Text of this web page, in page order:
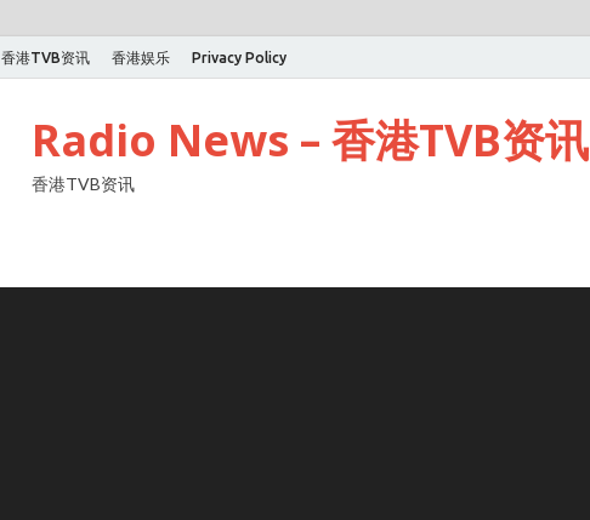
香港TVB资讯 香港娱乐 Privacy Policy
Radio News – 香港TVB资讯
香港TVB资讯